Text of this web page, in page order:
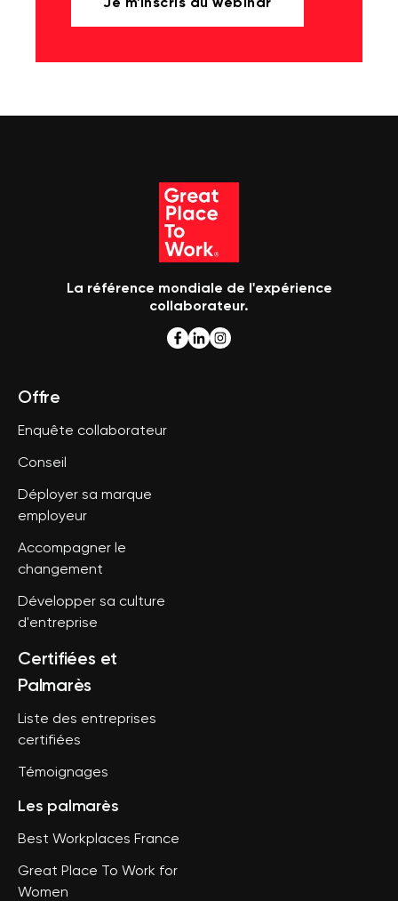
La référence mondiale de l'expérience
collaborateur.
Offre
Enquête collaborateur
Conseil
Déployer sa marque
employeur
Accompagner le
changement
Développer sa culture
d'entreprise
Certifiées et
Palmarès
Liste des entreprises
certifiées
Témoignages
Les palmarès
Best Workplaces France
Great Place To Work for
Women